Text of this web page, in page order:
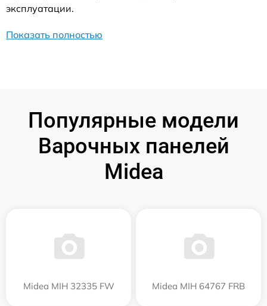
эксплуатации.
Показать полностью
Популярные модели
Варочных панелей
Midea
Midea MIH 32335 FW Midea MIH 64767 FRB